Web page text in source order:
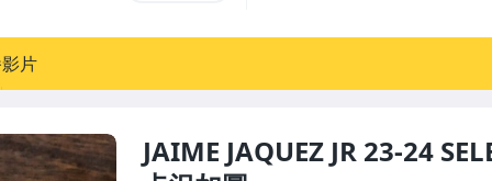
JAIME JAQUEZ JR 23-24
片